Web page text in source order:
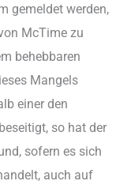
gemeldet werden,
McTime zu
behebbaren
Mangels
einer den
so hat der
sofern es sich
auch auf